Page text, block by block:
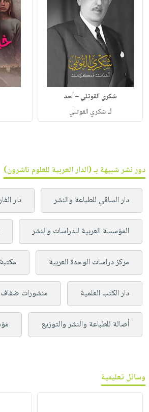
شكري القوتلي – أحد
لـشكري القوتلي
دور نشر شبيهة بـ (الدار العربية للعلوم ناشرون)
دار الساقي للطباعة والنشر دار
المؤسسة العربية للدراسات والنشر
مركز دراسات الوحدة العربية
دار الكتب العلمية منشورات ضفاف
أصالة للطباعة والنشر والتوزيع
وسائل تعليمية